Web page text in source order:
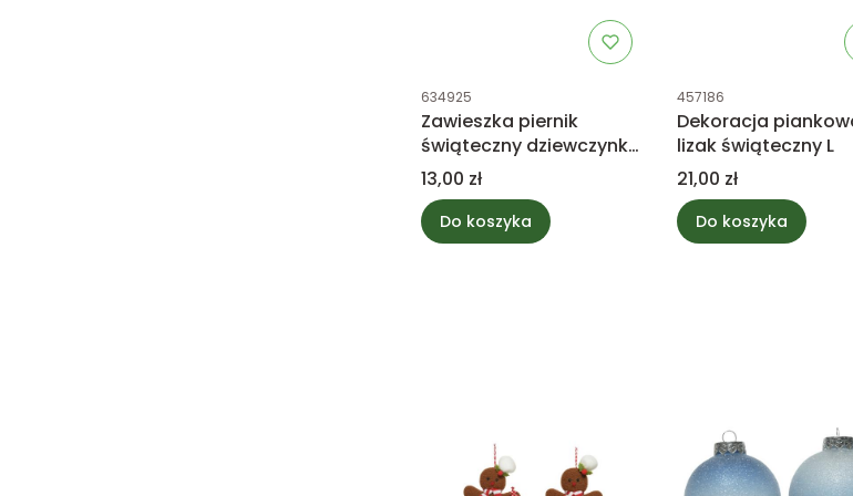
Kod produktu
634925
Zawieszka piernik
świąteczny dziewczynka
mix
Cena
13,00 zł
Do koszyka
Kod produktu
457186
Dekoracja
lizak świąteczny L
Cena
21,00 zł
Do koszyka